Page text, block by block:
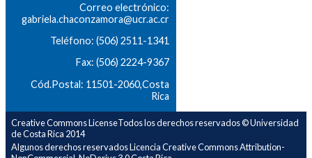
Correo electrónico:
gabriela.chaconzamora@ucr.ac.cr
Teléfono: (506) 2511-1341
Fax: (506) 2224-9367
Cód.Postal: 11501-2060,Costa
Rica
Creative Commons LicenseTodos los derechos reservados © Universidad
de Costa Rica 2014
Algunos derechos reservados Licencia Creative Commons Attribution-